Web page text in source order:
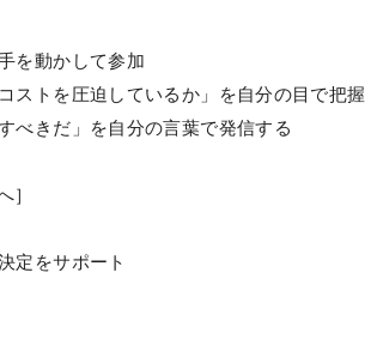
を動かして参加
ストを圧迫しているか」を自分の目で把握
べきだ」を自分の言葉で発信する
］
定をサポート